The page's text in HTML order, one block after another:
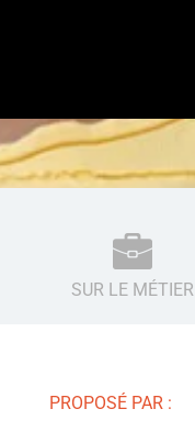
SUR LE MÉTIER
PROPOSÉ PAR :